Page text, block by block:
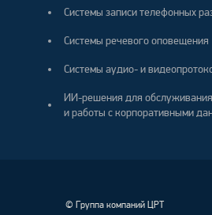
Системы записи телефонных
Системы речевого оповещения
Системы аудио- и
ИИ-решения для
и работы с корпоративными
© Группа компаний ЦРТ